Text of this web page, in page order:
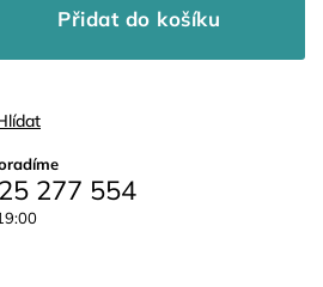
Přidat do košíku
277 554